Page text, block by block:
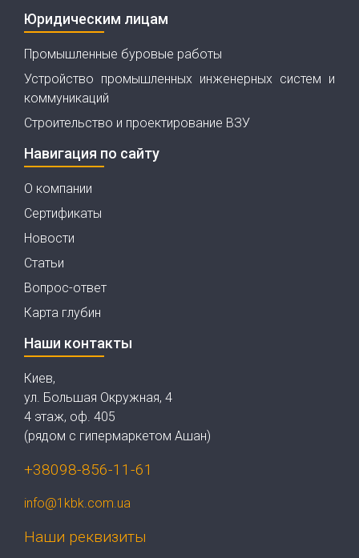
Юридическим лицам
Промышленные буровые работы
Устройство промышленных инженерных систем и
коммуникаций
Строительство и проектирование ВЗУ
Навигация по сайту
О компании
Сертификаты
Новости
Статьи
Вопрос-ответ
Карта глубин
Наши контакты
Киев,
ул. Большая Окружная, 4
4 этаж, оф. 405
(рядом с гипермаркетом Ашан)
+38098-856-11-61
info@1kbk.com.ua
Наши реквизиты